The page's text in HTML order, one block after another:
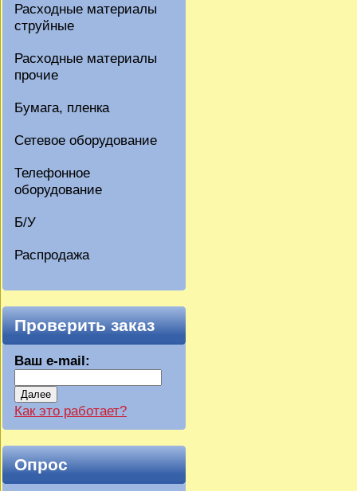
Расходные материалы
струйные
Расходные материалы
прочие
Бумага, пленка
Сетевое оборудование
Телефонное
оборудование
Б/У
Распродажа
Проверить заказ
Ваш e-mail:
Далее
Как это работает?
Опрос